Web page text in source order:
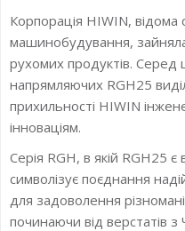
Корпорація HIWIN,
машинобудування,
рухомих продуктів. Серед
напрямляючих RGH25
прихильності HIWIN
інноваціям.
Серія RGH, в якій RGH25
символізує поєднання
для задоволення
починаючи від верстатів з